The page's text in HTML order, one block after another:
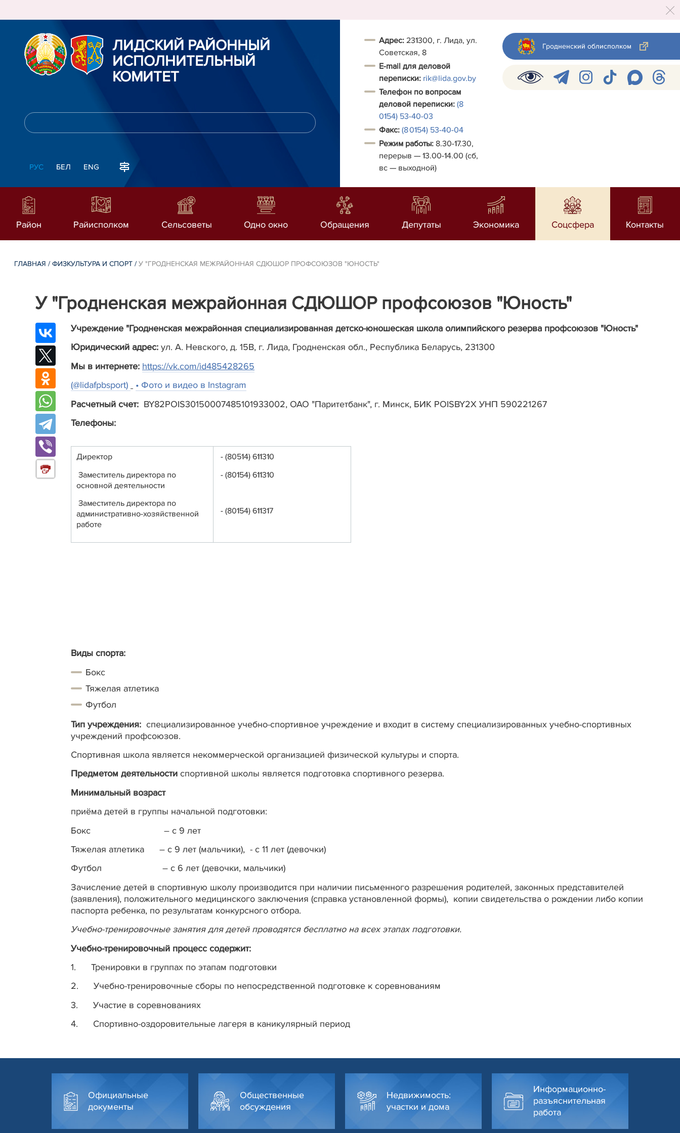
ЛИДСКИЙ РАЙОННЫЙ
ИСПОЛНИТЕЛЬНЫЙ
КОМИТЕТ
РУС БЕЛ ENG
Адрес: 231300, г. Лида, ул.
Советская, 8
E-mail для деловой
переписки: rik@lida.gov.by
Телефон по вопросам
деловой переписки: (8
0154) 53-40-03
Факс: (8 0154) 53-40-04
Режим работы: 8.30-17.30,
перерыв — 13.00-14.00 (сб,
вс — выходной)
Гродненский облисполком
Район Райисполком Сельсоветы Одно окно Обращения Депутаты Экономика Соцсфера Контакты
ГЛАВНАЯ /ФИЗКУЛЬТУРА И СПОРТ /У "ГРОДНЕНСКАЯ МЕЖРАЙОННАЯ СДЮШОР ПРОФСОЮЗОВ "ЮНОСТЬ"
У "Гродненская межрайонная СДЮШОР профсоюзов "Юность"
Учреждение "Гродненская межрайонная специализированная детско-юношеская школа олимпийского резерва профсоюзов "Юность"
Юридический адрес: ул. А. Невского, д. 15В, г. Лида, Гродненская обл., Республика Беларусь, 231300
Мы в интернете: https://vk.com/id485428265
(@lidafpbsport)
• Фото и видео в Instagram
Расчетный счет: BY82POIS30150007485101933002, ОАО "Паритетбанк", г. Минск, БИК POISBY2X УНП 590221267
Телефоны:
Директор
Заместитель директора по
основной деятельности
Заместитель директора по
административно-хозяйственной
работе
- (80514) 611310
- (80154) 611310
- (80154) 611317
Виды спорта:
Бокс
Тяжелая атлетика
Футбол
Тип учреждения: специализированное учебно-спортивное учреждение и входит в систему специализированных учебно-спортивных
учреждений профсоюзов.
Спортивная школа является некоммерческой организацией физической культуры и спорта.
Предметом деятельности спортивной школы является подготовка спортивного резерва.
Минимальный возраст
приёма детей в группы начальной подготовки:
Бокс – с 9 лет
Тяжелая атлетика – с 9 лет (мальчики), - с 11 лет (девочки)
Футбол – с 6 лет (девочки, мальчики)
Зачисление детей в спортивную школу производится при наличии письменного разрешения родителей, законных представителей
(заявления), положительного медицинского заключения (справка установленной формы), копии свидетельства о рождении либо копии
паспорта ребенка, по результатам конкурсного отбора.
Учебно-тренировочные занятия для детей проводятся бесплатно на всех этапах подготовки.
Учебно-тренировочный процесс содержит:
1. Тренировки в группах по этапам подготовки
2. Учебно-тренировочные сборы по непосредственной подготовке к соревнованиям
3. Участие в соревнованиях
4. Спортивно-оздоровительные лагеря в каникулярный период
Официальные
документы
Общественные
обсуждения
Недвижимость:
участки и дома
Информационно-
разъяснительная
работа